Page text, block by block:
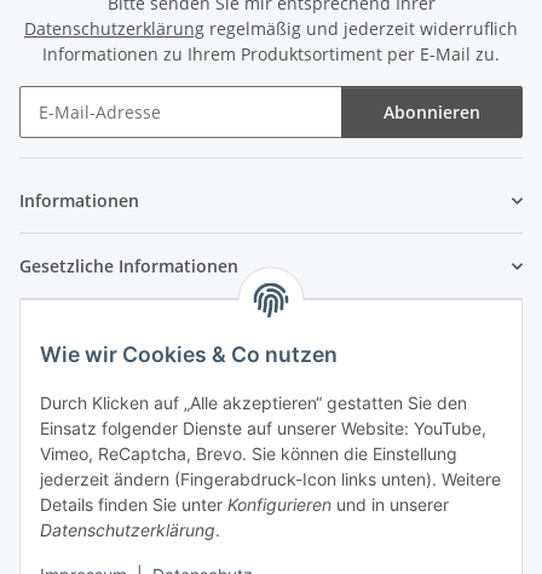
Wie wir Cookies & Co nutzen
Durch Klicken auf „Alle akzeptieren“ gestatten Sie den
Einsatz folgender Dienste auf unserer Website: YouTube,
Vimeo, ReCaptcha, Brevo. Sie können die Einstellung
jederzeit ändern (Fingerabdruck-Icon links unten). Weitere
Details finden Sie unter Konfigurieren und in unserer
Datenschutzerklärung.
Datenschutzerklärung regelmäßig und jederzeit widerruflich
Informationen zu Ihrem Produktsortiment per E-Mail zu.
Abonnieren
Informationen
Gesetzliche Informationen